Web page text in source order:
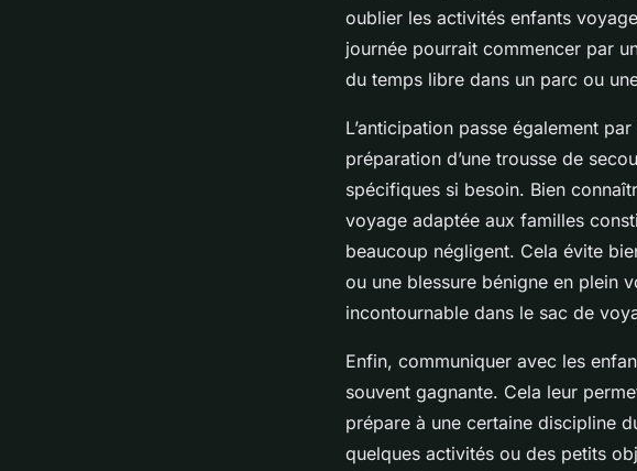
oublier les activités enfants
journée pourrait commencer par
du temps libre dans un parc ou
L’anticipation passe également
préparation d’une trousse de
spécifiques si besoin. Bien
voyage adaptée aux familles
beaucoup négligent. Cela évite
ou une blessure bénigne en plein
incontournable dans le sac de
Enfin, communiquer avec les
souvent gagnante. Cela leur
prépare à une certaine discipline
quelques activités ou des petits